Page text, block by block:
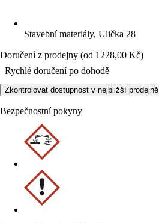
Stavební materiály, Ulička 28
Doručení z prodejny (od 1228,00 Kč)
Rychlé doručení po dohodě
Zkontrolovat dostupnost v nejbližší prodejně
Bezpečnostní pokyny